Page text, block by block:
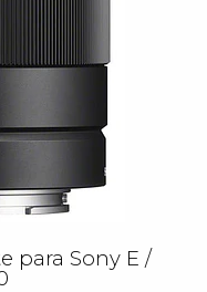
para Sony E /